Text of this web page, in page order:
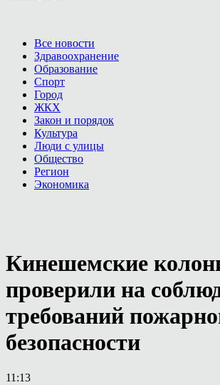
Все новости
Здравоохранение
Образование
Спорт
Город
ЖКХ
Закон и порядок
Культура
Люди с улицы
Общество
Регион
Экономика
Кинешемские
проверили на
требований
безопасности
11:13